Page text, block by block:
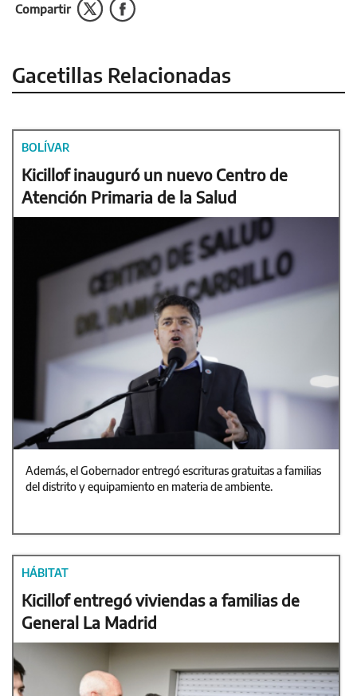
Compartir
Gacetillas Relacionadas
BOLÍVAR
Kicillof inauguró un nuevo Centro de
Atención Primaria de la Salud
Además, el Gobernador entregó escrituras gratuitas a familias
del distrito y equipamiento en materia de ambiente.
HÁBITAT
Kicillof entregó viviendas a familias de
General La Madrid